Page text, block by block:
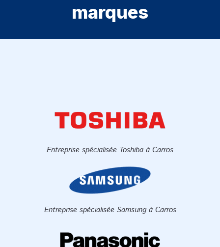
marques
Entreprise spécialisée Toshiba à Carros
Entreprise spécialisée Samsung à Carros